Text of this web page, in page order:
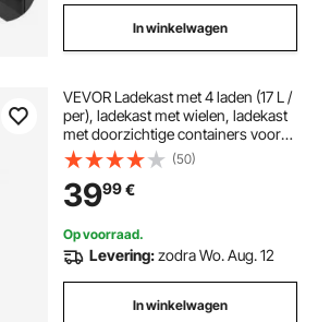
In winkelwagen
VEVOR Ladekast met 4 laden (17 L /
per), ladekast met wielen, ladekast
met doorzichtige containers voor
kantoorbenodigdheden,
knutsellokalen en klaslokalen
(50)
3999€
Op voorraad.
Levering:zodra Wo. Aug. 12
In winkelwagen